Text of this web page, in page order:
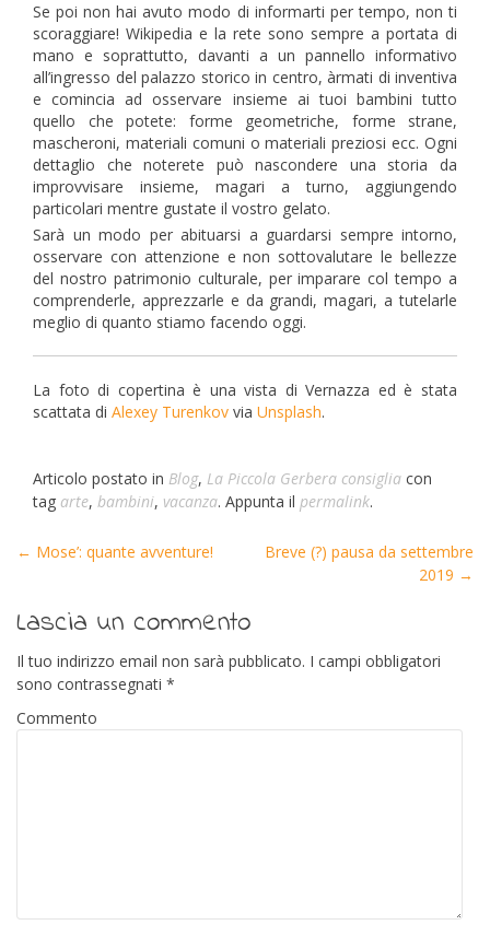
Se poi non hai avuto modo di informarti per tempo, non ti
scoraggiare! Wikipedia e la rete sono sempre a portata di
mano e soprattutto, davanti a un pannello informativo
all’ingresso del palazzo storico in centro, àrmati di inventiva
e comincia ad osservare insieme ai tuoi bambini tutto
quello che potete: forme geometriche, forme strane,
mascheroni, materiali comuni o materiali preziosi ecc. Ogni
dettaglio che noterete può nascondere una storia da
improvvisare insieme, magari a turno, aggiungendo
particolari mentre gustate il vostro gelato.
Sarà un modo per abituarsi a guardarsi sempre intorno,
osservare con attenzione e non sottovalutare le bellezze
del nostro patrimonio culturale, per imparare col tempo a
comprenderle, apprezzarle e da grandi, magari, a tutelarle
meglio di quanto stiamo facendo oggi.
La foto di copertina è una vista di Vernazza ed è stata
scattata di Alexey Turenkov via Unsplash.
Articolo postato in Blog, La Piccola Gerbera consiglia con
tag arte, bambini, vacanza. Appunta il permalink.
Post navigation
← Mose’: quante avventure!
Breve (?) pausa da settembre
2019 →
Lascia un commento
Il tuo indirizzo email non sarà pubblicato. I campi obbligatori
sono contrassegnati *
Commento